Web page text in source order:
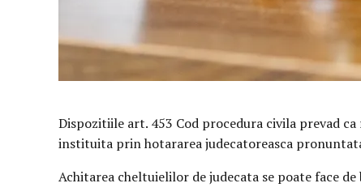
Dispozitiile art. 453 Cod procedura civila prevad
instituita prin hotararea judecatoreasca
Achitarea cheltuielilor de judecata se poate face